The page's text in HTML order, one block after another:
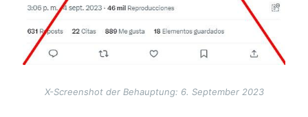
X-Screenshot der Behauptung: 6. September 2023